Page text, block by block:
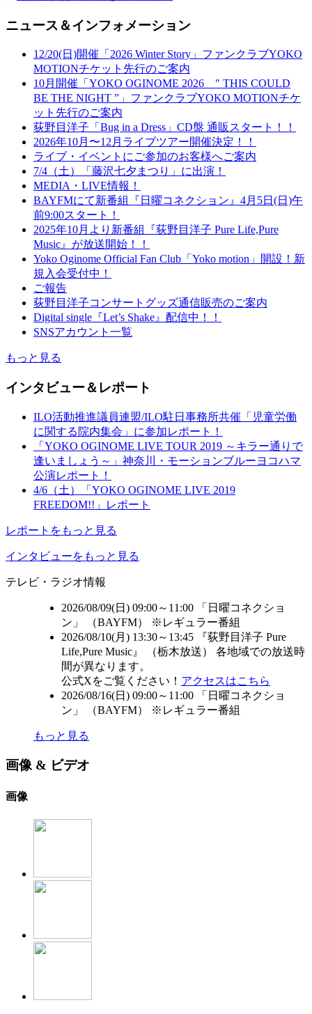
ニュース＆インフォメーション
12/20(日)開催「2026 Winter Story」ファンクラブYOKO
MOTIONチケット先行のご案内
10月開催「YOKO OGINOME 2026 " THIS COULD
BE THE NIGHT ”」ファンクラブYOKO MOTIONチケ
ット先行のご案内
荻野目洋子「Bug in a Dress」CD盤 通販スタート！！
2026年10月〜12月ライブツアー開催決定！！
ライブ・イベントにご参加のお客様へご案内
7/4（土）「藤沢七夕まつり」に出演！
MEDIA・LIVE情報！
BAYFMにて新番組『日曜コネクション』4月5日(日)午
前9:00スタート！
2025年10月より新番組『荻野目洋子 Pure Life,Pure
Music』が放送開始！！
Yoko Oginome Official Fan Club「Yoko motion」開設！新
規入会受付中！
ご報告
荻野目洋子コンサートグッズ通信販売のご案内
Digital single『Let’s Shake』配信中！！
SNSアカウント一覧
もっと見る
インタビュー＆レポート
ILO活動推進議員連盟/ILO駐日事務所共催「児童労働
に関する院内集会」に参加レポート！
「YOKO OGINOME LIVE TOUR 2019 ～キラー通りで
逢いましょう～」神奈川・モーションブルーヨコハマ
公演レポート！
4/6（土）「YOKO OGINOME LIVE 2019
FREEDOM!!」レポート
レポートをもっと見る
インタビューをもっと見る
テレビ・ラジオ情報
2026/08/09(日) 09:00～11:00 「日曜コネクショ
ン」 （BAYFM） ※レギュラー番組
2026/08/10(月) 13:30～13:45 『荻野目洋子 Pure
Life,Pure Music』 （栃木放送） 各地域での放送時
間が異なります。
公式Xをご覧ください！ アクセスはこちら
2026/08/16(日) 09:00～11:00 「日曜コネクショ
ン」 （BAYFM） ※レギュラー番組
もっと見る
画像 & ビデオ
画像